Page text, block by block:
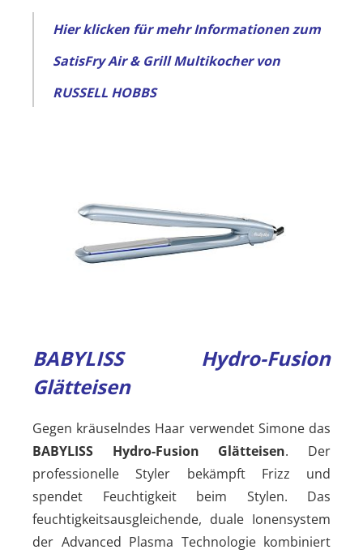
Hier klicken für mehr Informationen zum
SatisFry Air & Grill Multikocher von
RUSSELL HOBBS
BABYLISS Hydro-Fusion
Glätteisen
Gegen kräuselndes Haar verwendet Simone das
BABYLISS Hydro-Fusion Glätteisen. Der
professionelle Styler bekämpft Frizz und
spendet Feuchtigkeit beim Stylen. Das
feuchtigkeitsausgleichende, duale Ionensystem
der Advanced Plasma Technologie kombiniert